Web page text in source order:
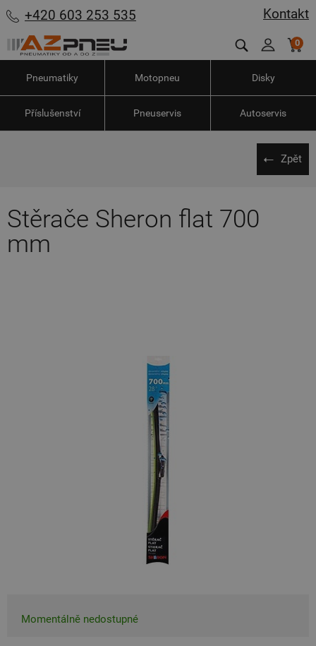
Kontakt
+420 603 253 535
0
Pneumatiky Motopneu Disky
Příslušenství Pneuservis Autoservis
Zpět
Stěrače Sheron flat 700
mm
Momentálně nedostupné